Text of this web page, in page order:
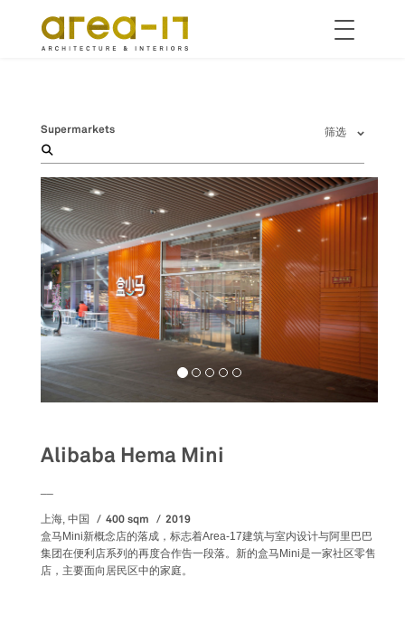
Toggle
Supermarkets 筛选
Alibaba Hema Mini
上海, 中国 400 sqm 2019
盒马Mini新概念店的落成，标志着Area-17建筑与室内设计与阿里巴巴
集团在便利店系列的再度合作告一段落。新的盒马Mini是一家社区零售
店，主要面向居民区中的家庭。